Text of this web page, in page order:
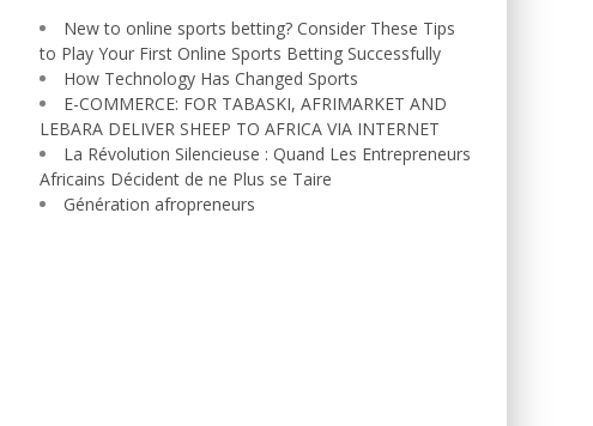
New to online sports betting? Consider These Tips
to Play Your First Online Sports Betting Successfully
How Technology Has Changed Sports
E-COMMERCE: FOR TABASKI, AFRIMARKET AND
LEBARA DELIVER SHEEP TO AFRICA VIA INTERNET
La Révolution Silencieuse : Quand Les Entrepreneurs
Africains Décident de ne Plus se Taire
Génération afropreneurs